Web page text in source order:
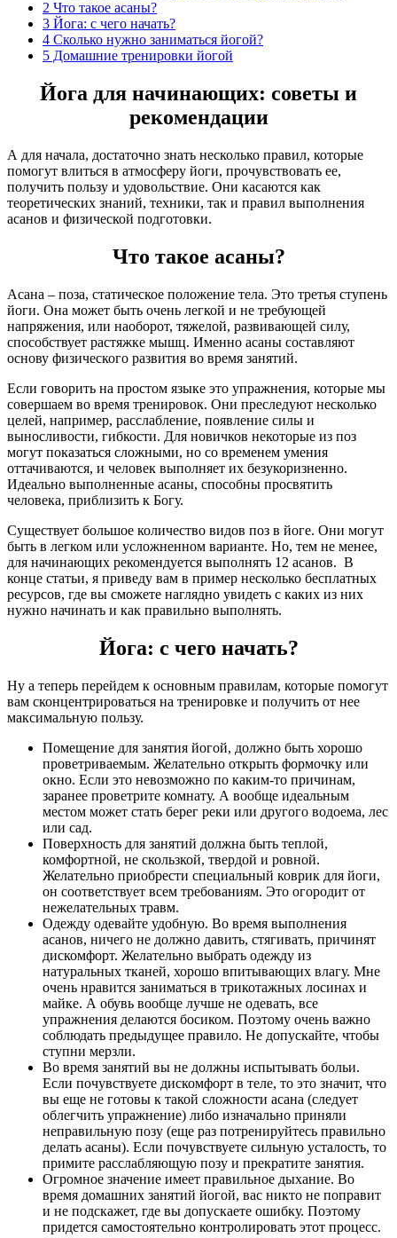
2 Что такое асаны?
3 Йога: с чего начать?
4 Сколько нужно заниматься йогой?
5 Домашние тренировки йогой
Йога для начинающих: советы и
рекомендации
А для начала, достаточно знать несколько правил, которые
помогут влиться в атмосферу йоги, прочувствовать ее,
получить пользу и удовольствие. Они касаются как
теоретических знаний, техники, так и правил выполнения
асанов и физической подготовки.
Что такое асаны?
Асана – поза, статическое положение тела. Это третья ступень
йоги. Она может быть очень легкой и не требующей
напряжения, или наоборот, тяжелой, развивающей силу,
способствует растяжке мышц. Именно асаны составляют
основу физического развития во время занятий.
Если говорить на простом языке это упражнения, которые мы
совершаем во время тренировок. Они преследуют несколько
целей, например, расслабление, появление силы и
выносливости, гибкости. Для новичков некоторые из поз
могут показаться сложными, но со временем умения
оттачиваются, и человек выполняет их безукоризненно.
Идеально выполненные асаны, способны просвятить
человека, приблизить к Богу.
Существует большое количество видов поз в йоге. Они могут
быть в легком или усложненном варианте. Но, тем не менее,
для начинающих рекомендуется выполнять 12 асанов. В
конце статьи, я приведу вам в пример несколько бесплатных
ресурсов, где вы сможете наглядно увидеть с каких из них
нужно начинать и как правильно выполнять.
Йога: с чего начать?
Ну а теперь перейдем к основным правилам, которые помогут
вам сконцентрироваться на тренировке и получить от нее
максимальную пользу.
Помещение для занятия йогой, должно быть хорошо
проветриваемым. Желательно открыть формочку или
окно. Если это невозможно по каким-то причинам,
заранее проветрите комнату. А вообще идеальным
местом может стать берег реки или другого водоема, лес
или сад.
Поверхность для занятий должна быть теплой,
комфортной, не скользкой, твердой и ровной.
Желательно приобрести специальный коврик для йоги,
он соответствует всем требованиям. Это огородит от
нежелательных травм.
Одежду одевайте удобную. Во время выполнения
асанов, ничего не должно давить, стягивать, причинят
дискомфорт. Желательно выбрать одежду из
натуральных тканей, хорошо впитывающих влагу. Мне
очень нравится заниматься в трикотажных лосинах и
майке. А обувь вообще лучше не одевать, все
упражнения делаются босиком. Поэтому очень важно
соблюдать предыдущее правило. Не допускайте, чтобы
ступни мерзли.
Во время занятий вы не должны испытывать больи.
Если почувствуете дискомфорт в теле, то это значит, что
вы еще не готовы к такой сложности асана (следует
облегчить упражнение) либо изначально приняли
неправильную позу (еще раз потренируйтесь правильно
делать асаны). Если почувствуете сильную усталость, то
примите расслабляющую позу и прекратите занятия.
Огромное значение имеет правильное дыхание. Во
время домашних занятий йогой, вас никто не поправит
и не подскажет, где вы допускаете ошибку. Поэтому
придется самостоятельно контролировать этот процесс.